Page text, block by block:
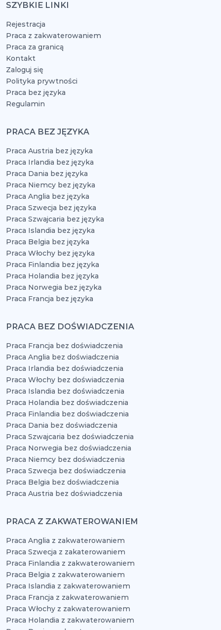
SZYBKIE LINKI
Rejestracja
Praca z zakwaterowaniem
Praca za granicą
Kontakt
Zaloguj się
Polityka prywtności
Praca bez języka
Regulamin
PRACA BEZ JĘZYKA
Praca Austria bez języka
Praca Irlandia bez języka
Praca Dania bez języka
Praca Niemcy bez języka
Praca Anglia bez języka
Praca Szwecja bez języka
Praca Szwajcaria bez języka
Praca Islandia bez języka
Praca Belgia bez języka
Praca Włochy bez języka
Praca Finlandia bez języka
Praca Holandia bez języka
Praca Norwegia bez języka
Praca Francja bez języka
PRACA BEZ DOŚWIADCZENIA
Praca Francja bez doświadczenia
Praca Anglia bez doświadczenia
Praca Irlandia bez doświadczenia
Praca Włochy bez doświadczenia
Praca Islandia bez doświadczenia
Praca Holandia bez doświadczenia
Praca Finlandia bez doświadczenia
Praca Dania bez doświadczenia
Praca Szwajcaria bez doświadczenia
Praca Norwegia bez doświadczenia
Praca Niemcy bez doświadczenia
Praca Szwecja bez doświadczenia
Praca Belgia bez doświadczenia
Praca Austria bez doświadczenia
PRACA Z ZAKWATEROWANIEM
Praca Anglia z zakwaterowaniem
Praca Szwecja z zakaterowaniem
Praca Finlandia z zakwaterowaniem
Praca Belgia z zakwaterowaniem
Praca Islandia z zakwaterowaniem
Praca Francja z zakwaterowaniem
Praca Włochy z zakwaterowaniem
Praca Holandia z zakwaterowaniem